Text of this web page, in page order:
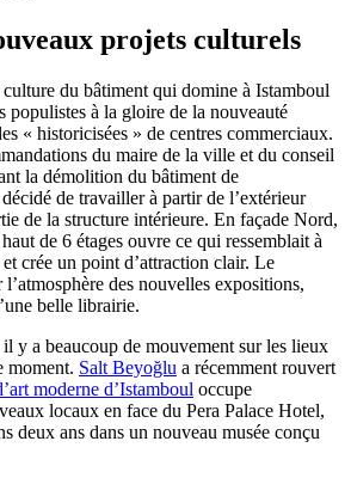
projets culturels
du bâtiment qui domine à Istamboul
populistes à la gloire de la nouveauté
« historicisées » de centres commerciaux.
du maire de la ville et du conseil
la démolition du bâtiment de
de travailler à partir de l’extérieur
de la structure intérieure. En façade Nord,
de 6 étages ouvre ce qui ressemblait à
crée un point d’attraction clair. Le
des nouvelles expositions,
belle librairie.
y a beaucoup de mouvement sur les lieux
moment. Salt Beyoğlu a récemment rouvert
moderne d’Istamboul occupe
locaux en face du Pera Palace Hotel,
deux ans dans un nouveau musée conçu